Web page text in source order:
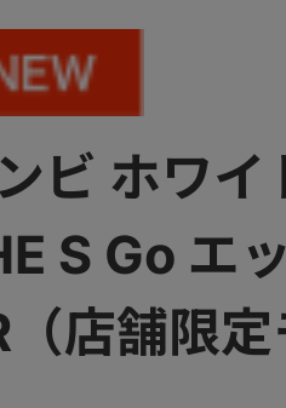
ビ ホワ
S Go エ
店舗限定